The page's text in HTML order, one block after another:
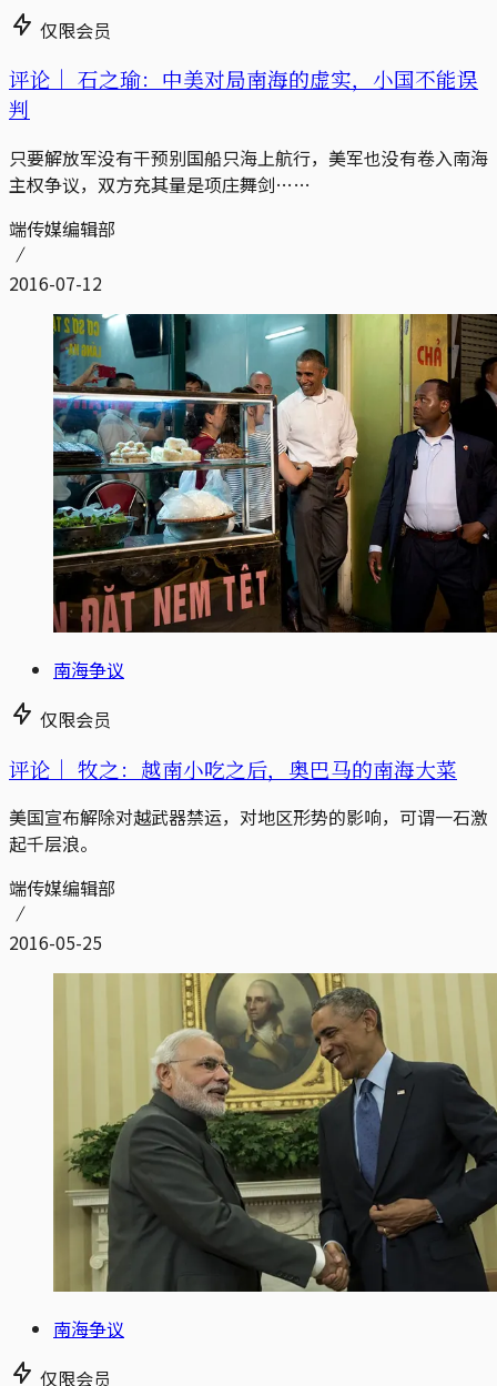
仅限会员
评论｜ 石之瑜：中美对局南海的虚实，小国不能误
判
只要解放军没有干预别国船只海上航行，美军也没有卷入南海
主权争议，双方充其量是项庄舞剑……
端传媒编辑部
2016-07-12
南海争议
仅限会员
评论｜ 牧之：越南小吃之后，奥巴马的南海大菜
美国宣布解除对越武器禁运，对地区形势的影响，可谓一石激
起千层浪。
端传媒编辑部
2016-05-25
南海争议
仅限会员